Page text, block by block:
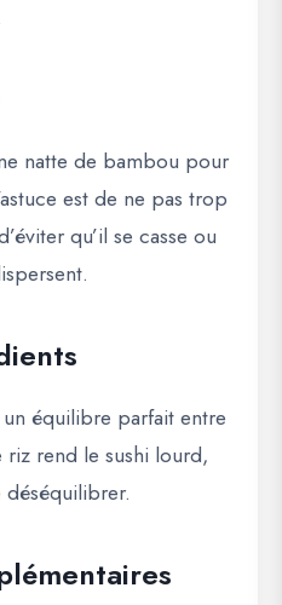
natte de bambou pour
est de ne pas trop
qu’il se casse ou
équilibre parfait entre
rend le sushi lourd,